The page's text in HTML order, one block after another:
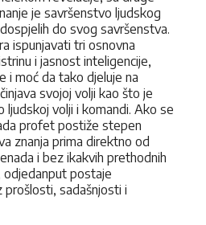
je savršenstvo ljudskog
do svog savršenstva.
ispunjavati tri osnovna
i jasnost inteligencije,
i moć da tako djeluje na
svojoj volji kao što je
ljudskoj volji i komandi. Ako se
profet postiže stepen
znanja prima direktno od
i bez ikakvih prethodnih
odjedanput postaje
sadašnjosti i